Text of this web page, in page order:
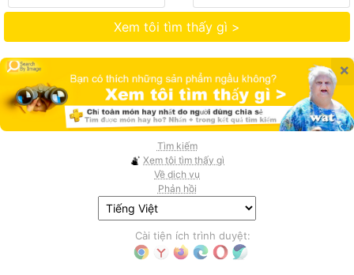
Xem tôi tìm thấy gì >
×
Tìm kiếm
Xem tôi tìm thấy gì
Về dịch vụ
Phản hồi
Cài tiện ích trình duyệt: